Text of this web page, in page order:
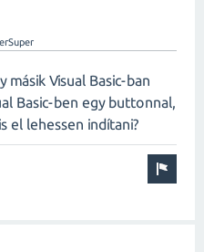
Visual Basic-ban
Basic-ben egy buttonnal,
el lehessen indítani?